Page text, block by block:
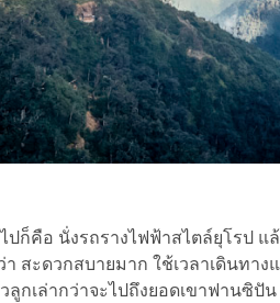
คือ นั่งรถรางไฟฟ้าสไตล์ยุโรป แล้
สะดวกสบายมาก ใช้เวลาเดินทา
ลูกเล่ากว่าจะไปถึงยอดเขาฟานซิปั